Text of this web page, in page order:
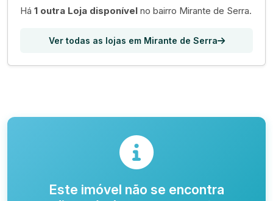
Há 1 outra Loja disponível no bairro Mirante de Serra.
Ver todas as lojas em Mirante de Serra
Este imóvel não se encontra